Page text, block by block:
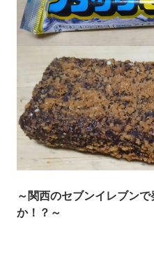
～関西のセブンイレブン
か！？～